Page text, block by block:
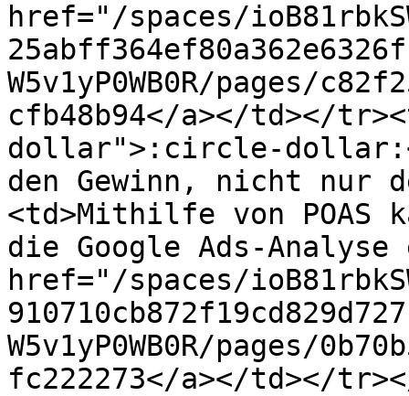
href="/spaces/
W5v1yP0WB0R/pages/
cfb48b94</a></td></
dollar">:circle-
den Gewinn, nicht nur
<td>Mithilfe von POAS
die Google Ads-
href="/spaces/
W5v1yP0WB0R/pages/
fc222273</a></td></